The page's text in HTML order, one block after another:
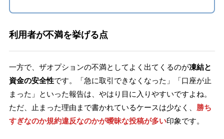
利用者が不満を挙げる点
一方で、ザオプションの不満としてよく出てくるのが凍結と
資金の安全性です。「急に取引できなくなった」「口座が止
まった」といった報告は、やはり目に入りやすいですよね。
ただ、止まった理由まで書かれているケースは少なく、 勝ち
すぎなのか規約違反なのかが曖昧な投稿が多い印象です。